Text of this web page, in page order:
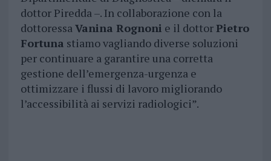
dottor Piredda –. In collaborazione con la
dottoressaVanina Rognoni e il dottorPietro
Fortuna stiamo vagliando diverse soluzioni
per continuare a garantire una corretta
gestione dell’emergenza-urgenza e
ottimizzare i flussi di lavoro migliorando
l’accessibilità ai servizi radiologici”.